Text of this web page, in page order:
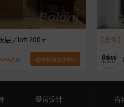
层／loft 200㎡
浏览 这样装修多少钱?
【案例】
量房设计 咨